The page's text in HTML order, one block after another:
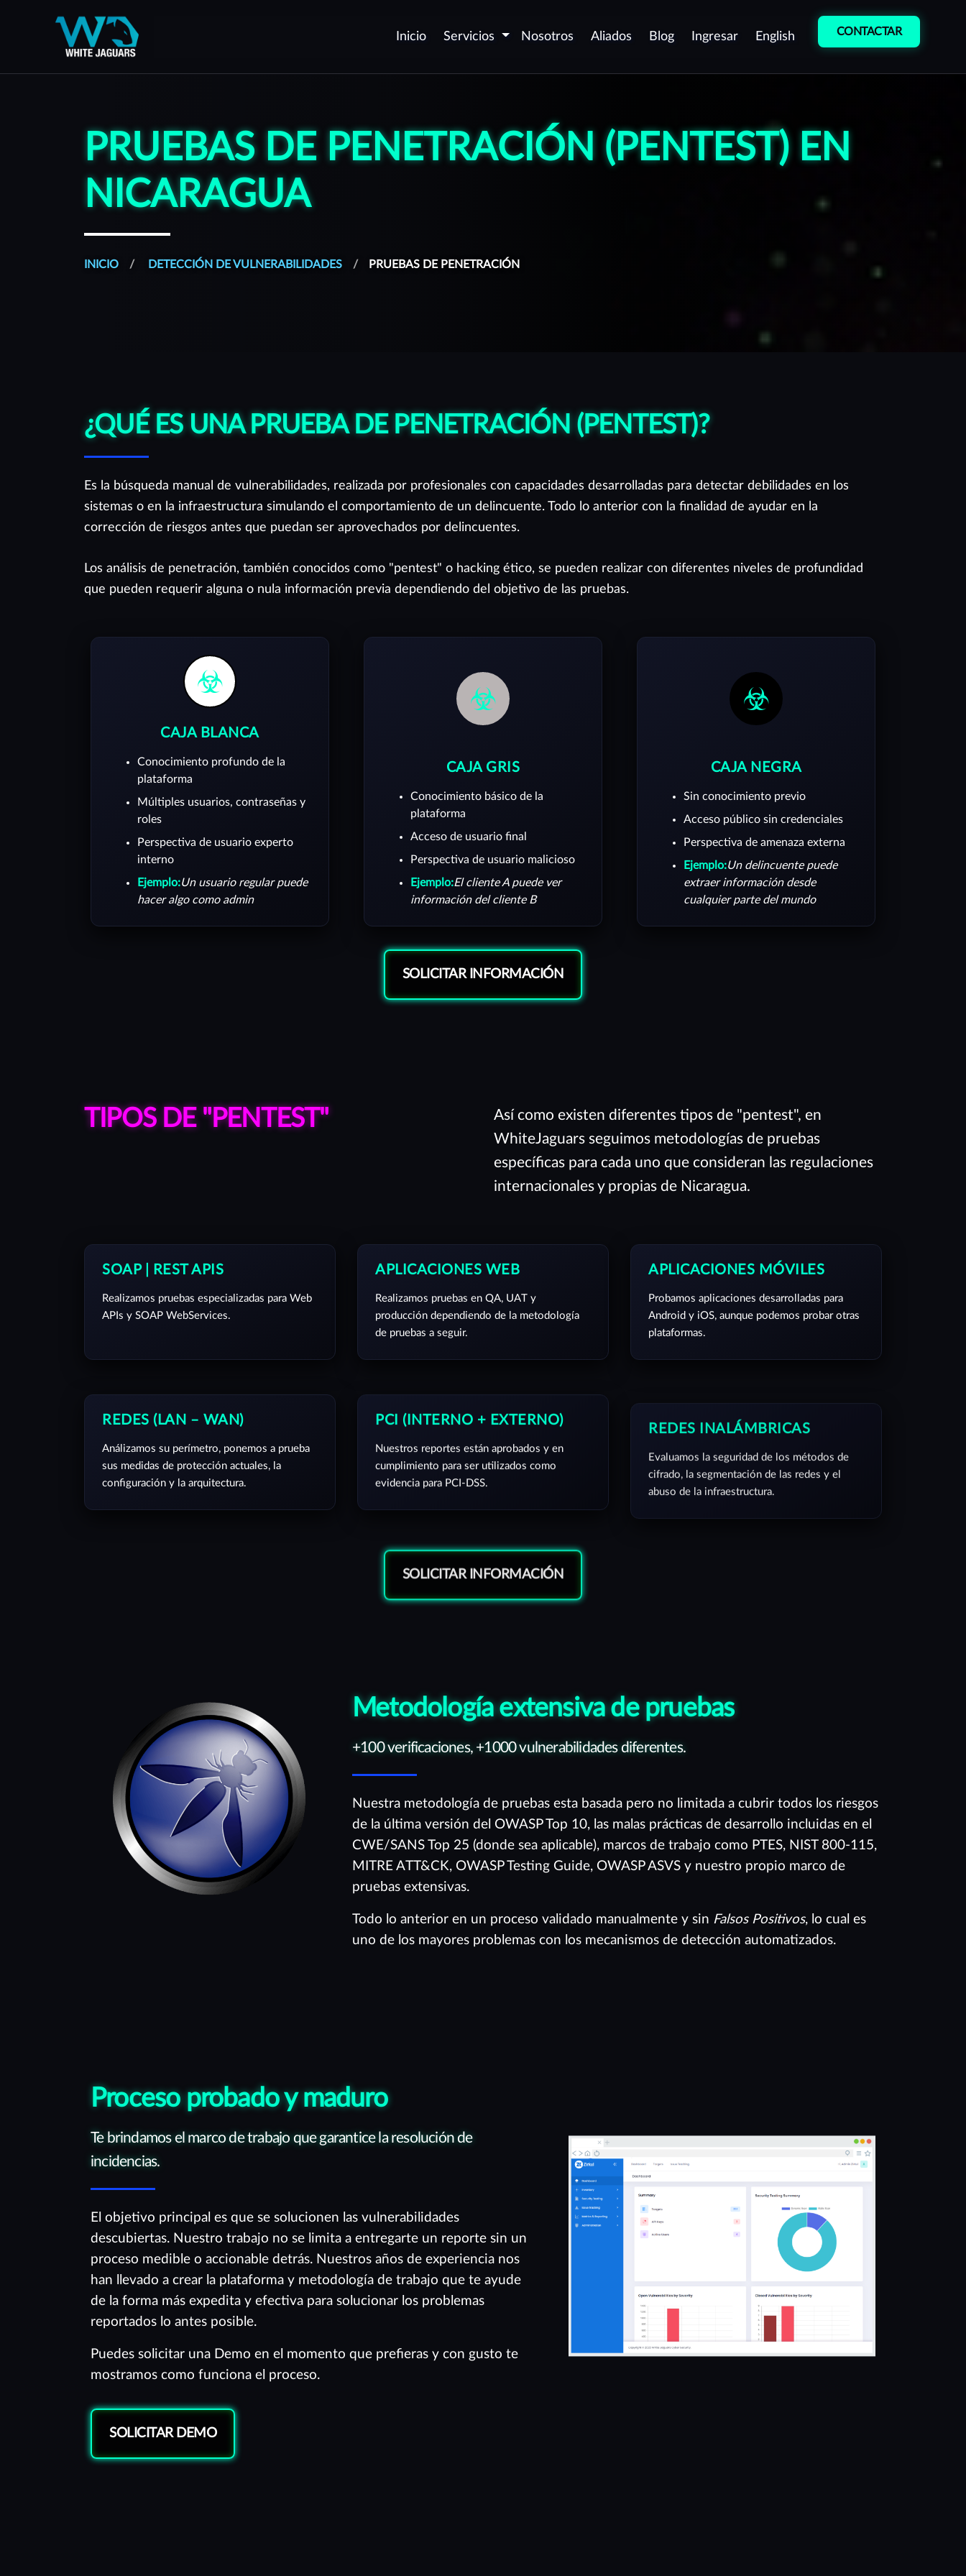
Inicio Servicios
Certificación de
aplicaciones Web y Móvil
Pentest como servicio
continuo (PTaaS)
Ciberseguridad
Nosotros Aliados Blog Ingresar English CONTACTAR
PRUEBAS DE PENETRACIÓN (PENTEST) EN
NICARAGUA
INICIO DETECCIÓN DE VULNERABILIDADES PRUEBAS DE PENETRACIÓN
¿QUÉ ES UNA PRUEBA DE PENETRACIÓN (PENTEST)?
Es la búsqueda manual de vulnerabilidades, realizada por profesionales con capacidades desarrolladas para detectar debilidades en los
sistemas o en la infraestructura simulando el comportamiento de un delincuente. Todo lo anterior con la finalidad de ayudar en la
corrección de riesgos antes que puedan ser aprovechados por delincuentes.
Los análisis de penetración, también conocidos como "pentest" o hacking ético, se pueden realizar con diferentes niveles de profundidad
que pueden requerir alguna o nula información previa dependiendo del objetivo de las pruebas.
CAJA BLANCA
Conocimiento profundo de la
plataforma
Múltiples usuarios, contraseñas y
roles
Perspectiva de usuario experto
interno
Ejemplo:Un usuario regular puede
hacer algo como admin
CAJA GRIS
Conocimiento básico de la
plataforma
Acceso de usuario final
Perspectiva de usuario malicioso
Ejemplo:El cliente A puede ver
información del cliente B
CAJA NEGRA
Sin conocimiento previo
Acceso público sin credenciales
Perspectiva de amenaza externa
Ejemplo:Un delincuente puede
extraer información desde
cualquier parte del mundo
SOLICITAR INFORMACIÓN
TIPOS DE "PENTEST"
Así como existen diferentes tipos de "pentest", en
WhiteJaguars seguimos metodologías de pruebas
específicas para cada uno que consideran las regulaciones
internacionales y propias de Nicaragua.
SOAP | REST APIS
Realizamos pruebas especializadas para Web
APIs y SOAP WebServices.
APLICACIONES WEB
Realizamos pruebas en QA, UAT y
producción dependiendo de la metodología
de pruebas a seguir.
APLICACIONES MÓVILES
Probamos aplicaciones desarrolladas para
Android y iOS, aunque podemos probar otras
plataformas.
REDES (LAN – WAN)
Análizamos su perímetro, ponemos a prueba
sus medidas de protección actuales, la
configuración y la arquitectura.
PCI (INTERNO + EXTERNO)
Nuestros reportes están aprobados y en
cumplimiento para ser utilizados como
evidencia para PCI-DSS.
REDES INALÁMBRICAS
cifrado, la segmentación de las redes y el
abuso de la infraestructura.
SOLICITAR INFORMACIÓN
Metodología extensiva de pruebas
+100 verificaciones, +1000 vulnerabilidades diferentes.
Nuestra metodología de pruebas esta basada pero no limitada a cubrir todos los riesgos
de la última versión del OWASP Top 10, las malas prácticas de desarrollo incluidas en el
CWE/SANS Top 25 (donde sea aplicable), marcos de trabajo como PTES, NIST 800-115,
MITRE ATT&CK, OWASP Testing Guide, OWASP ASVS y nuestro propio marco de
pruebas extensivas.
Todo lo anterior en un proceso validado manualmente y sin Falsos Positivos, lo cual es
uno de los mayores problemas con los mecanismos de detección automatizados.
Proceso probado y maduro
Te brindamos el marco de trabajo que garantice la resolución de
incidencias.
El objetivo principal es que se solucionen las vulnerabilidades
descubiertas. Nuestro trabajo no se limita a entregarte un reporte sin un
proceso medible o accionable detrás. Nuestros años de experiencia nos
han llevado a crear la plataforma y metodología de trabajo que te ayude
de la forma más expedita y efectiva para solucionar los problemas
reportados lo antes posible.
Puedes solicitar una Demo en el momento que prefieras y con gusto te
mostramos como funciona el proceso.
SOLICITAR DEMO